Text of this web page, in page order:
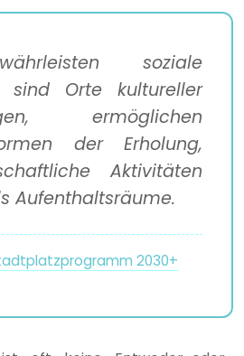
soziale
sind Orte kultureller
ermöglichen
der Erholung,
Aktivitäten
Aufenthaltsräume.
2030+